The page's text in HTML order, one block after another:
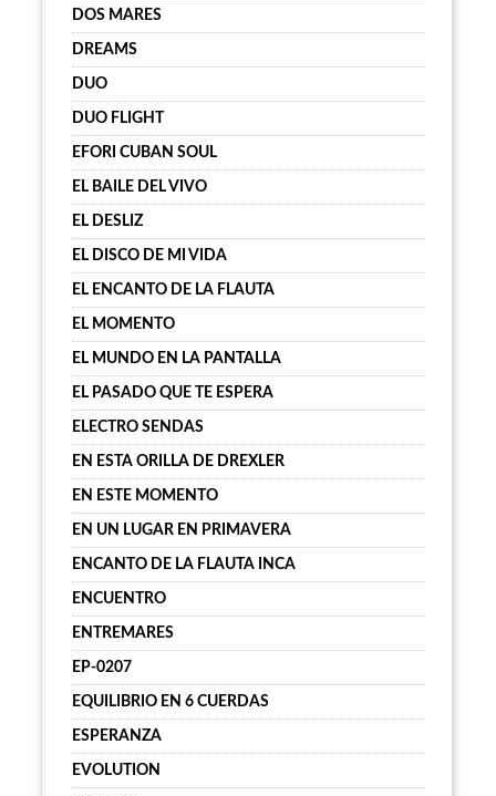
DOS MARES
DREAMS
DUO
DUO FLIGHT
EFORI CUBAN SOUL
EL BAILE DEL VIVO
EL DESLIZ
EL DISCO DE MI VIDA
EL ENCANTO DE LA FLAUTA
EL MOMENTO
EL MUNDO EN LA PANTALLA
EL PASADO QUE TE ESPERA
ELECTRO SENDAS
EN ESTA ORILLA DE DREXLER
EN ESTE MOMENTO
EN UN LUGAR EN PRIMAVERA
ENCANTO DE LA FLAUTA INCA
ENCUENTRO
ENTREMARES
EP-0207
EQUILIBRIO EN 6 CUERDAS
ESPERANZA
EVOLUTION